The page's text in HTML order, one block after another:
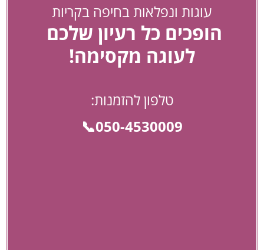
עוגות ונפלאות בחיפה בקריות
הופכים כל רעיון שלכם
לעוגה מקסימה!
טלפון להזמנות:
050-4530009📞